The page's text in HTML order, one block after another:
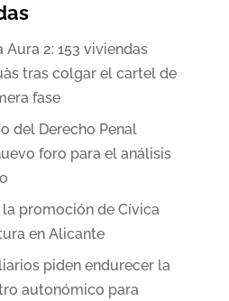
2: 153 viviendas
tras colgar el cartel de
fase
del Derecho Penal
foro para el análisis
promoción de Cívica
en Alicante
piden endurecer la
autonómico para